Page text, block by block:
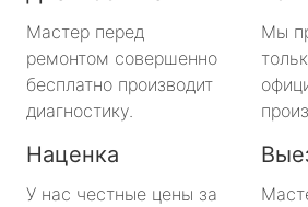
Мастер перед
ремонтом совершенно
бесплатно производит
диагностику.
Мы
Наценка
У нас честные цены за